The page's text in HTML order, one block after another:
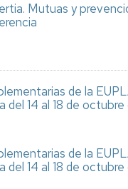
Mutuas y
de la
del 14 al 18 de
de la
del 14 al 18 de